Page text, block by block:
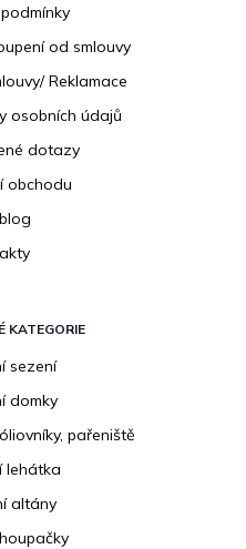
od smlouvy
Reklamace
osobních údajů
dotazy
obchodu
KATEGORIE
sezení
domky
pařeniště
lehátka
altány